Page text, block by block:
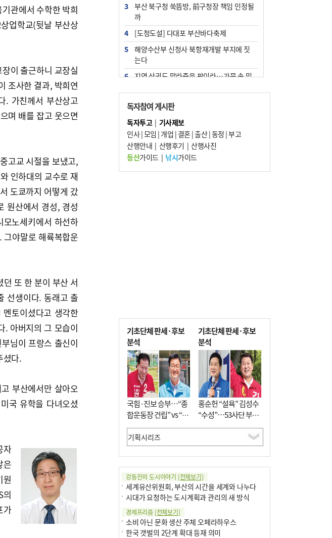
관에서 수학한 박희
업학교(뒷날 부산상
이 출근하니 교장실
조사한 결과, 박희연
. 가친께서 부산상고
며 배를 잡고 웃으면
고교 시절을 보냈고,
인하대의 교수로 재
도쿄까지 어떻게 갔
원산에서 경성, 경성
노세키에서 하선하
야말로 해륙복합운
또 한 분이 부산 서
선생이다. 동래고 출
토이셨다고 생각한
. 아버지의 그 모습이
님이 프랑스 출신이
셨다.
부산에서만 살아오
국 유학을 다녀오셨
자
은
원
의
가
3
부산 북구청 쑥뜸방, 前구청장 책임 인정될
까
4
[도청도설] 다대포 부산바다축제
5
해양수산부 신청사 북항재개발 부지에 짓
는다
6
지역 상권도 말라죽을 판이라…가뭄 속 밀
7
법원, 단차 논란 북항 복합환승센터 공사중
지 관련 현장검증
8
통영시민 추석 전 35만 원 받는다
9
부산 철강공장 50대 노동자 추락사
10 국힘 부산시당, ‘정이한 조력’ 시의원 윤리
위에…‘한동훈 지지’도 신고접수
독자참여 게시판
독자투고| 기사제보
인사|모임 | 개업 | 결혼|출산|동정 |부고
산행안내 | 산행후기 | 산행사진
등산가이드| 낚시가이드
기초단체 판세·후보
분석
국힘·진보 승부…“종
합운동장 건립” vs “출
근 공공버스 도입”
기초단체 판세·후보
분석
홍순헌 “설욕” 김성수
“수성”…53사단 부지
개발엔 한 목소리
강동진의 도시이야기 [전체보기]
세계유산위원회, 부산의 시간을 세계와 나누다
시대가 요청하는 도시계획과 관리의 새 방식
경제프리즘 [전체보기]
소비 아닌 문화 생산 주체 오페라하우스
한국 갯벌의 2단계 확대 등재 의미